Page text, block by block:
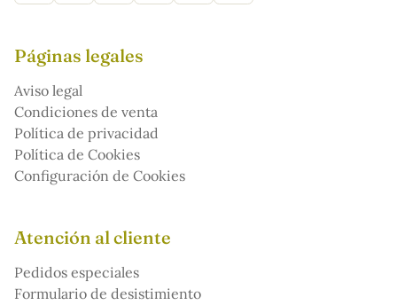
Páginas legales
Aviso legal
Condiciones de venta
Política de privacidad
Política de Cookies
Configuración de Cookies
Atención al cliente
Pedidos especiales
Formulario de desistimiento